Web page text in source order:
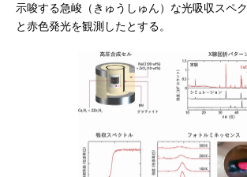
示唆する急峻（きゅうしゅん）な光吸収スペ
と赤色発光を観測したとする。